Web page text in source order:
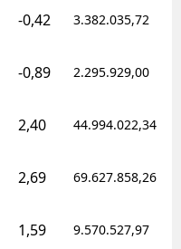
-0,42 3.382.035,72
-0,89 2.295.929,00
2,40 44.994.022,34
2,69 69.627.858,26
1,59 9.570.527,97